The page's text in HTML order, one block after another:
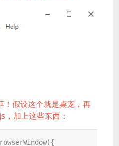
！假设这个就是桌宠，再
加上这些东西：